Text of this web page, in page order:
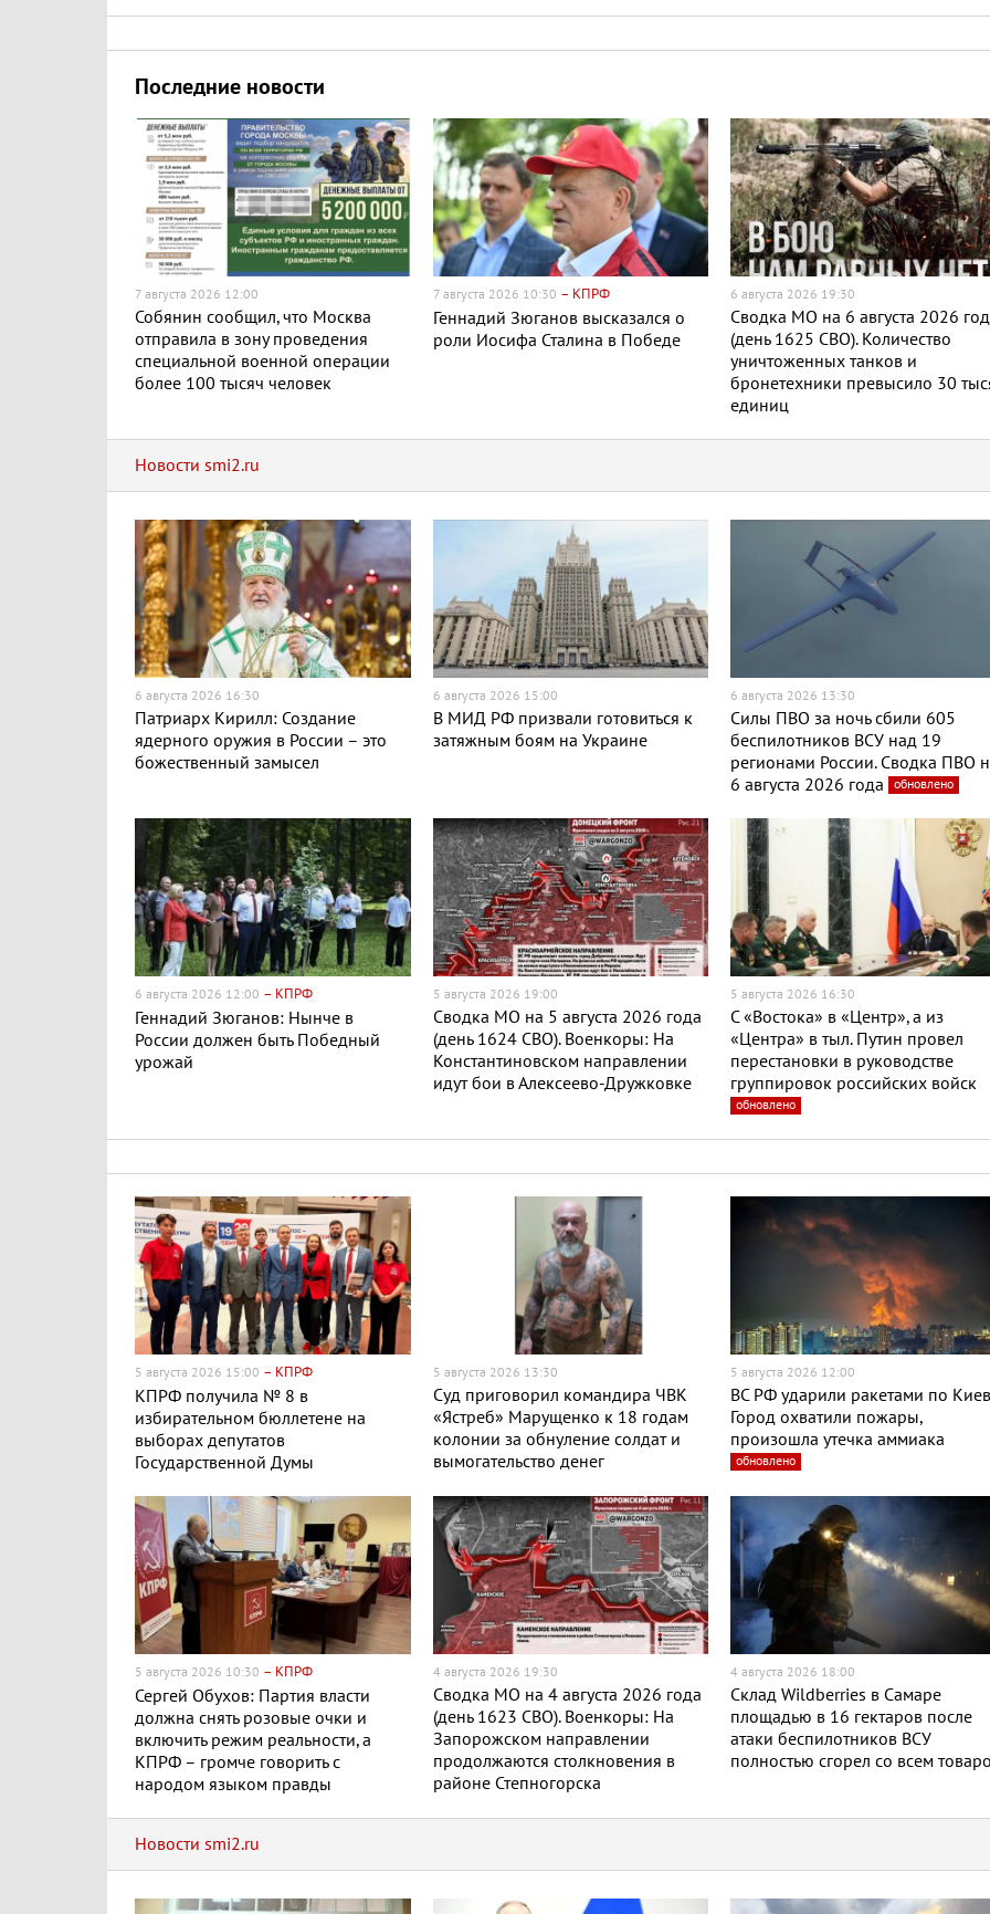
Последние новости
7 августа 2026 12:00
Собянин сообщил, что Москва
отправила в зону проведения
специальной военной операции
более 100 тысяч человек
7 августа 2026 10:30 – КПРФ
Геннадий Зюганов высказался о
роли Иосифа Сталина в Победе
6 августа 2026 19:30
Сводка МО на 6 августа 2026
(день 1625 СВО). Количество
уничтоженных танков и
бронетехники превысило 30
единиц
Новости smi2.ru
6 августа 2026 16:30
Патриарх Кирилл: Создание
ядерного оружия в России – это
божественный замысел
6 августа 2026 15:00
В МИД РФ призвали готовиться к
затяжным боям на Украине
6 августа 2026 13:30
Силы ПВО за ночь сбили 605
беспилотников ВСУ над 19
регионами России. Сводка ПВО
6 августа 2026 года
обновлено
6 августа 2026 12:00 – КПРФ
Геннадий Зюганов: Нынче в
России должен быть Победный
урожай
5 августа 2026 19:00
Сводка МО на 5 августа 2026 года
(день 1624 СВО). Военкоры: На
Константиновском направлении
идут бои в Алексеево-Дружковке
5 августа 2026 16:30
С «Востока» в «Центр», а из
«Центра» в тыл. Путин провел
перестановки в руководстве
группировок российских войск
обновлено
5 августа 2026 15:00 – КПРФ
КПРФ получила № 8 в
избирательном бюллетене на
выборах депутатов
Государственной Думы
5 августа 2026 13:30
Суд приговорил командира ЧВК
«Ястреб» Марущенко к 18 годам
колонии за обнуление солдат и
вымогательство денег
5 августа 2026 12:00
ВС РФ ударили ракетами по
Город охватили пожары,
произошла утечка аммиака
обновлено
5 августа 2026 10:30 – КПРФ
Сергей Обухов: Партия власти
должна снять розовые очки и
включить режим реальности, а
КПРФ – громче говорить с
народом языком правды
4 августа 2026 19:30
Сводка МО на 4 августа 2026 года
(день 1623 СВО). Военкоры: На
Запорожском направлении
продолжаются столкновения в
районе Степногорска
4 августа 2026 18:00
Склад Wildberries в Самаре
площадью в 16 гектаров после
атаки беспилотников ВСУ
полностью сгорел со всем
Новости smi2.ru